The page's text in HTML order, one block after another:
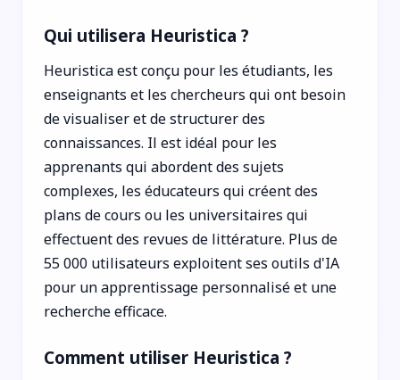
Qui utilisera Heuristica ?
Heuristica est conçu pour les étudiants, les
enseignants et les chercheurs qui ont besoin
de visualiser et de structurer des
connaissances. Il est idéal pour les
apprenants qui abordent des sujets
complexes, les éducateurs qui créent des
plans de cours ou les universitaires qui
effectuent des revues de littérature. Plus de
55 000 utilisateurs exploitent ses outils d'IA
pour un apprentissage personnalisé et une
recherche efficace.
Comment utiliser Heuristica ?